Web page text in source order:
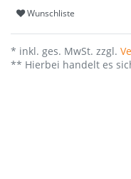
Wunschliste
* inkl. ges. MwSt. zzgl.
** Hierbei handelt es